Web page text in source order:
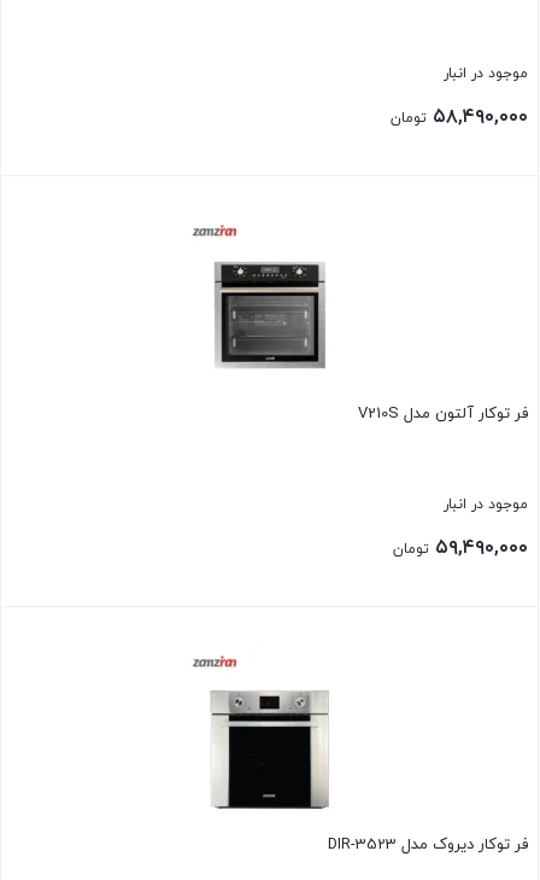
موجود در انبار
۵۸,۴۹۰,۰۰۰ تومان
فر توکار آلتون مدل V210S
موجود در انبار
۵۹,۴۹۰,۰۰۰ تومان
فر توکار ديروک مدل DIR-3523